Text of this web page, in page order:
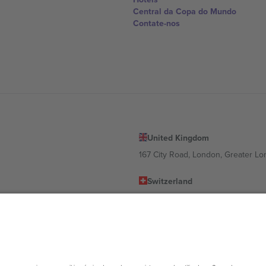
Central da Copa do Mundo
Contate-nos
United Kingdom
167 City Road, London, Greater
States
Switzerland
Dorfstrasse 52a, 6390 Engelberg,